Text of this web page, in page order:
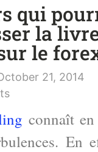
qui
la
le
21, 2014
connaît
En